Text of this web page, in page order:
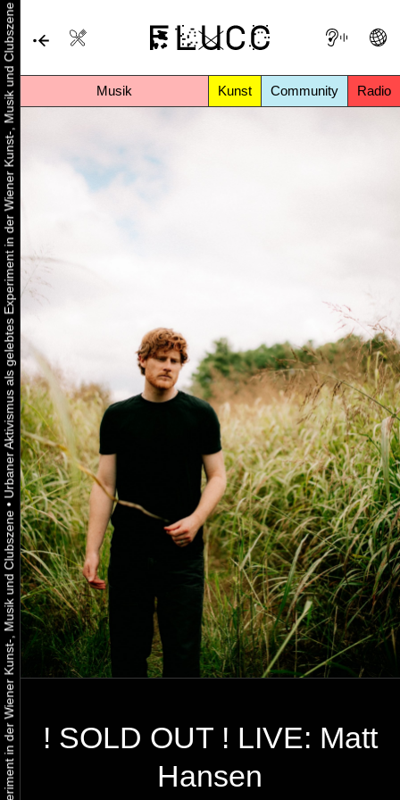
Musik Kunst Community Radio
•
Urbaner Aktivismus als gelebtes Experiment in der Wiener Kunst-, Musik und Clubszene
! SOLD OUT ! LIVE: Matt
Hansen